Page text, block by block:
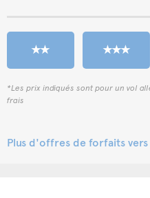
*Les prix indiqués sont pour un vol
frais
Plus d'offres de forfaits